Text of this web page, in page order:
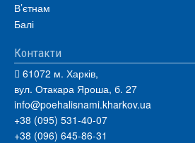
В’єтнам
Балі
Контакти
61072 м. Харків,
вул. Отакара Яроша, б. 27
info@poehalisnami.kharkov.ua
+38 (095) 531-40-07
+38 (096) 645-86-31